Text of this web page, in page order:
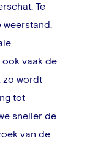
Te
vaak de
zo wordt
tot
sneller de
van de